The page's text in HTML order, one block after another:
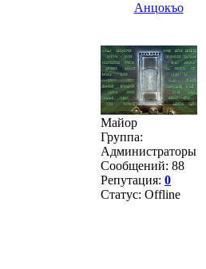
Анцокъо
Майор
Группа:
Администраторы
Сообщений: 88
Репутация: 0
Статус: Offline